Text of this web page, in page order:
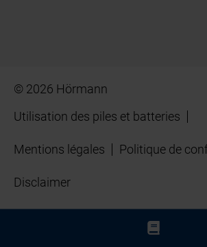
© 2026 Hörmann
Utilisation des piles et batteries
Mentions légales Politique de
Disclaimer